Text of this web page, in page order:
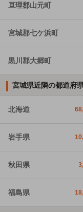
亘理郡山元町
宮城郡七ケ浜町
黒川郡大郷町
宮城県近隣の都道府
北海道
岩手県
秋田県
福島県